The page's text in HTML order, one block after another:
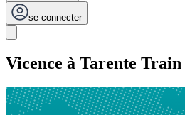
se connecter
Vicence à Tarente Train